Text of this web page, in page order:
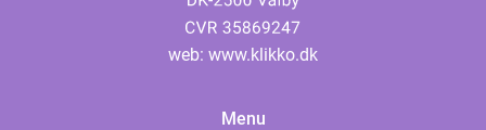
web: www.klikko.dk
Menu